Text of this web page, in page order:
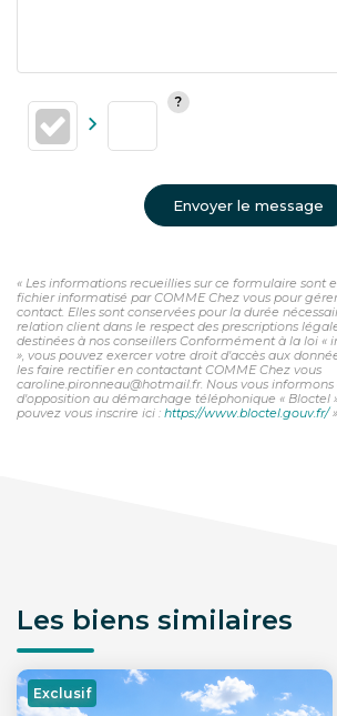
Envoyer le message
« Les informations recueillies sur ce formulaire sont
fichier informatisé par COMME Chez vous pour
contact. Elles sont conservées pour la durée
relation client dans le respect des prescriptions
destinées à nos conseillers Conformément à la loi «
», vous pouvez exercer votre droit d'accès aux
les faire rectifier en contactant COMME Chez vous
caroline.pironneau@hotmail.fr. Nous vous
d'opposition au démarchage téléphonique « Bloctel
pouvez vous inscrire ici : https://www.bloctel.gouv.fr/»
Les biens similaires
Exclusif